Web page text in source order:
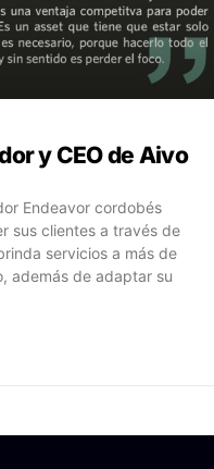
y CEO de Aivo
Endeavor cordobés
sus clientes a través de
servicios a más de
además de adaptar su